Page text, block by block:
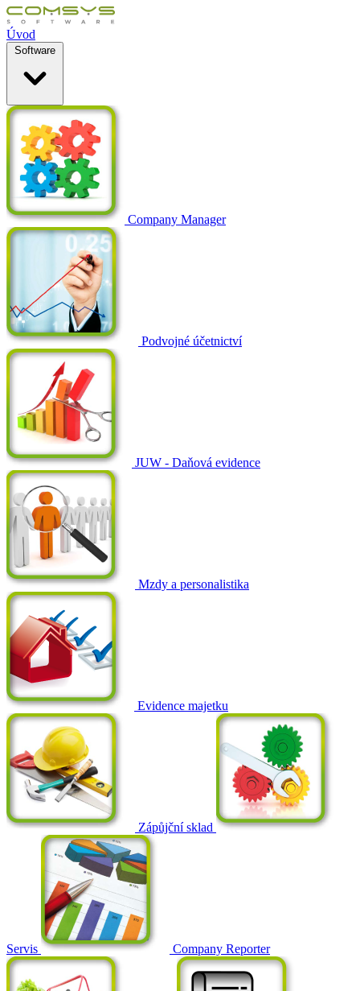
Úvod
Software
Company Manager
Podvojné účetnictví
JUW - Daňová evidence
Mzdy a personalistika
Evidence majetku
Zápůjční sklad
Servis Company Reporter